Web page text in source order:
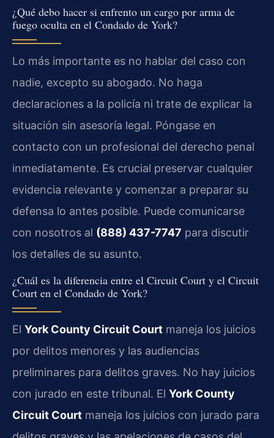
¿Qué debo hacer si enfrento un cargo por arma de
fuego oculta en el Condado de York?
Lo más importante es no hablar del caso con
nadie, excepto su abogado. No haga
declaraciones a la policía ni trate de explicar la
situación sin asesoría legal. Póngase en
contacto con un profesional del derecho penal
inmediatamente. Es crucial preservar cualquier
evidencia relevante y comenzar a preparar su
defensa lo antes posible. Puede comunicarse
con nosotros al (888) 437-7747 para discutir
los detalles de su asunto.
¿Cuál es la diferencia entre el Circuit Court y el Circuit
Court en el Condado de York?
El York County Circuit Court maneja los juicios
por delitos menores y las audiencias
preliminares para delitos graves. No hay juicios
con jurado en este tribunal. El York County
Circuit Court maneja los juicios con jurado para